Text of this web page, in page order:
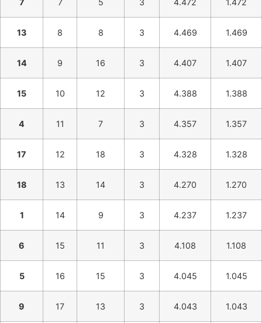
13 8 8 3 4.469 1.469
14 9 16 3 4.407 1.407
15 10 12 3 4.388 1.388
4 11 7 3 4.357 1.357
17 12 18 3 4.328 1.328
18 13 14 3 4.270 1.270
1 14 9 3 4.237 1.237
6 15 11 3 4.108 1.108
5 16 15 3 4.045 1.045
9 17 13 3 4.043 1.043